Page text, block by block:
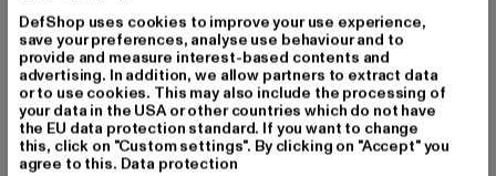
Materialzusammensetzung: 100% Baumwolle
Art.Nr: C325-025-01868
Hersteller: Mark Seven Fashion GmbH & Co. KG |
info@carlocolucci.com
Kyllmannweg 7 | 42699 Solingen | DE
DefShop uses cookies to improve your use experience,
save your preferences, analyse use behaviour and to
provide and measure interest-based contents and
advertising. In addition, we allow partners to extract data
or to use cookies. This may also include the processing of
your data in the USA or other countries which do not have
the EU data protection standard. If you want to change
this, click on "Custom settings". By clicking on "Accept" you
agree to this. Data protection